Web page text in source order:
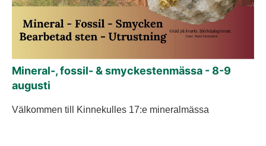
Mineral-, fossil- & smyckestenmässa - 8-9
augusti
Välkommen till Kinnekulles 17:e mineralmässa